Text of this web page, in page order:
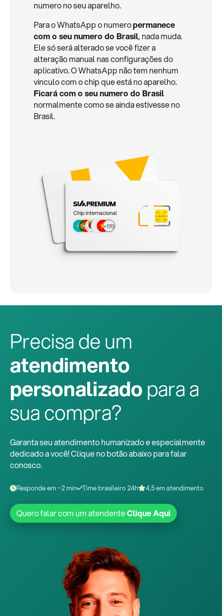
numero no seu aparelho.
Para o WhatsApp o numeropermanece
com o seu numero do Brasil, nada muda.
Ele só será alterado se você fizer a
alteração manual nas configurações do
aplicativo. O WhatsApp não tem nenhum
vinculo com o chip que está no aparelho.
Ficará com o seu numero do Brasil
normalmente como se ainda estivesse no
Brasil.
Chip internacional
+170
Precisa de um
atendimento
personalizadopara a
sua compra?
Garanta seu atendimento humanizado e especialmente
dedicado a você! Clique no botão abaixo para falar
conosco.
Responde em ~2 min Time brasileiro 24h 4,5 em atendimento
Quero falar com um atendenteClique Aqui